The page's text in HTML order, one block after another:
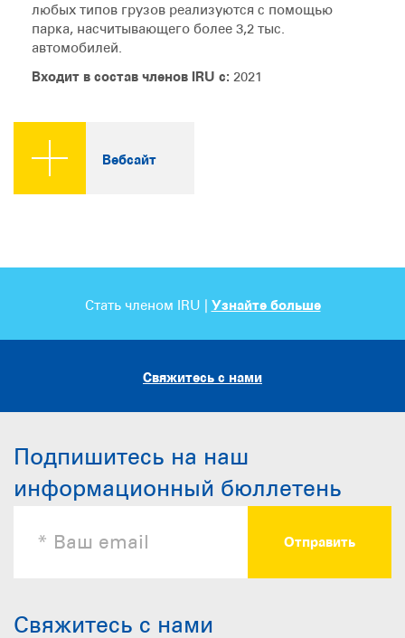
любых типов грузов реализуются с помощью
парка, насчитывающего более 3,2 тыс.
автомобилей.
Входит в состав членов IRU с: 2021
Вебсайт
Стать членом IRU | Узнайте больше
Свяжитесь с нами
Подпишитесь на наш
информационный бюллетень
Свяжитесь с нами